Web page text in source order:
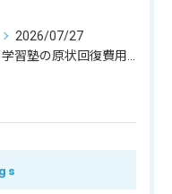
2026/07/27